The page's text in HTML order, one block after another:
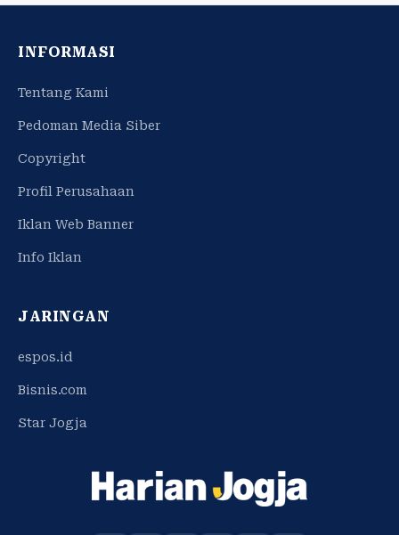
INFORMASI
Tentang Kami
Pedoman Media Siber
Copyright
Profil Perusahaan
Iklan Web Banner
Info Iklan
JARINGAN
espos.id
Bisnis.com
Star Jogja